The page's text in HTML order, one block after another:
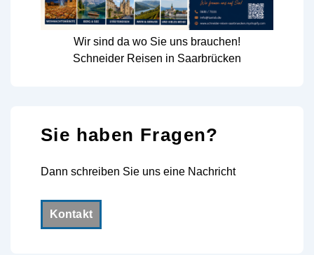
Wir sind da wo Sie uns brauchen!
Schneider Reisen in Saarbrücken
Sie haben Fragen?
Dann schreiben Sie uns eine Nachricht
Kontakt